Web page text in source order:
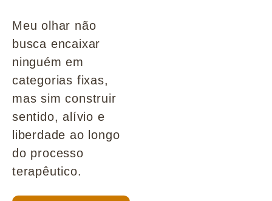
Meu olhar não
busca encaixar
ninguém em
categorias fixas,
mas sim construir
sentido, alívio e
liberdade ao longo
do processo
terapêutico.